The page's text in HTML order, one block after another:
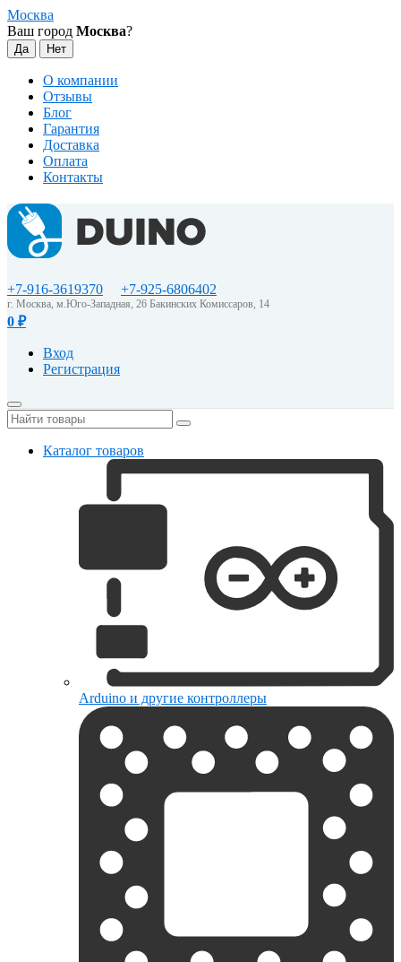
Москва
Ваш город Москва?
О компании
Отзывы
Блог
Гарантия
Доставка
Оплата
Контакты
+7-916-3619370 +7-925-6806402
г. Москва, м.Юго-Западная, 26 Бакинских Комиссаров, 14
0 ₽
Вход
Регистрация
Каталог товаров
Arduino и другие контроллеры